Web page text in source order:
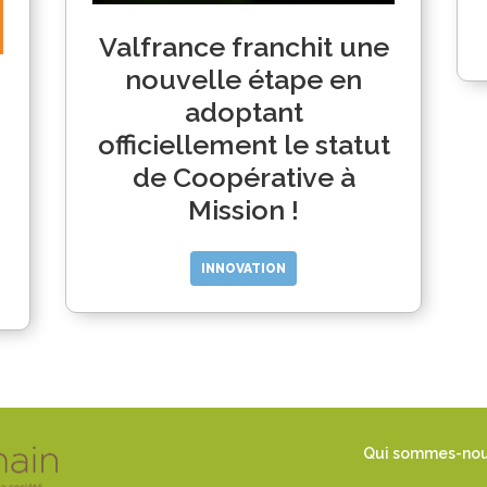
Valfrance franchit une
nouvelle étape en
adoptant
officiellement le statut
de Coopérative à
Mission !
INNOVATION
Qui sommes-